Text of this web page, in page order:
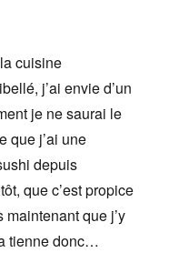
cuisine
j’ai envie d’un
je ne saurai le
que j’ai une
depuis
que c’est propice
que j’y
tienne donc…